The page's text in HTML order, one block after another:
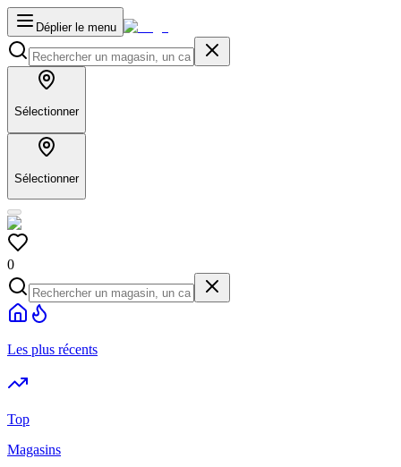
Déplier le menu
Sélectionner
Sélectionner
0
Les plus récents
Top
Magasins